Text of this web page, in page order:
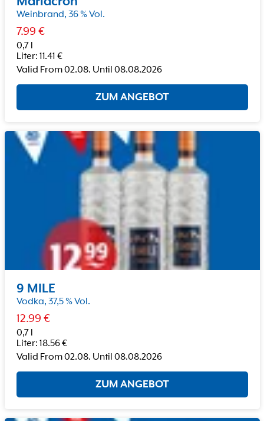
Weinbrand, 36 % Vol.
7.99 €
0,7 l
Liter: 11.41 €
Valid From02.08. Until 08.08.2026
ZUM ANGEBOT
9 MILE
Vodka, 37,5 % Vol.
12.99 €
0,7 l
Liter: 18.56€
Valid From02.08. Until 08.08.2026
ZUM ANGEBOT